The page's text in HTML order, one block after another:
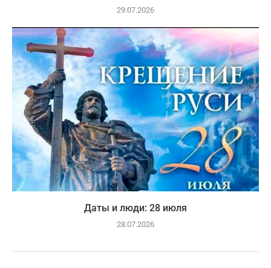
29.07.2026
Даты и люди: 28 июля
28.07.2026